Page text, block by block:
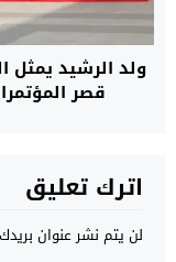
ولد الرشيد
قصر
اترك تعليق
لن يتم نشر عنوان